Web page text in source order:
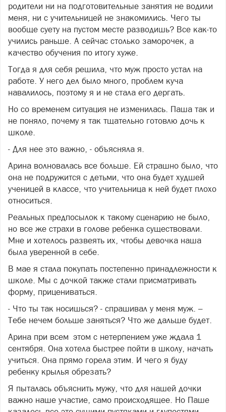
родители ни на подготовительные занятия не водили
меня, ни с учительницей не знакомились. Чего ты
вообще суету на пустом месте разводишь? Все как-то
учились раньше. А сейчас столько заморочек, а
качество обучения по итогу хуже.
Тогда я для себя решила, что муж просто устал на
работе. У него дел было много, проблем куча
навалилось, поэтому я и не стала его дергать.
Но со временем ситуация не изменилась. Паша так и
не поняло, почему я так тщательно готовлю дочь к
школе.
- Для нее это важно, - объясняла я.
Арина волновалась все больше. Ей страшно было, что
она не подружится с детьми, что она будет худшей
ученицей в классе, что учительница к ней будет плохо
относиться.
Реальных предпосылок к такому сценарию не было,
но все же страхи в голове ребенка существовали.
Мне и хотелось развеять их, чтобы девочка наша
была уверенной в себе.
В мае я стала покупать постепенно принадлежности к
школе. Мы с дочкой также стали присматривать
форму, прицениваться.
- Что ты так носишься? - спрашивал у меня муж. –
Тебе нечем больше заняться? Что же дальше будет.
Арина при всем этом с нетерпением уже ждала 1
сентября. Она хотела быстрее пойти в школу, начать
учиться. Она прямо горела этим. И чего я буду
ребенку крылья обрезать?
Я пыталась объяснить мужу, что для нашей дочки
важно наше участие, само происходящее. Но Паше